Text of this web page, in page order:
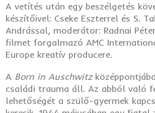
A vetítés után egy beszélgetés
készítőivel: Cseke Eszterrel és S.
Andrással, moderátor: Radnai
filmet forgalmazó AMC
Europe kreatív producere.
A Born in Auschwitz
családi trauma áll. Az abból való
lehetőségét a szülő-gyermek